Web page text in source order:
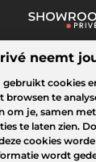
Fashion
neemt
cookies
te
om je, samen
te laten zien.
cookies
wordt